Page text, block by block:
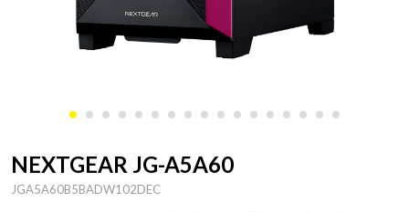
NEXTGEAR JG-A5A60
JGA5A60B5BADW102DEC